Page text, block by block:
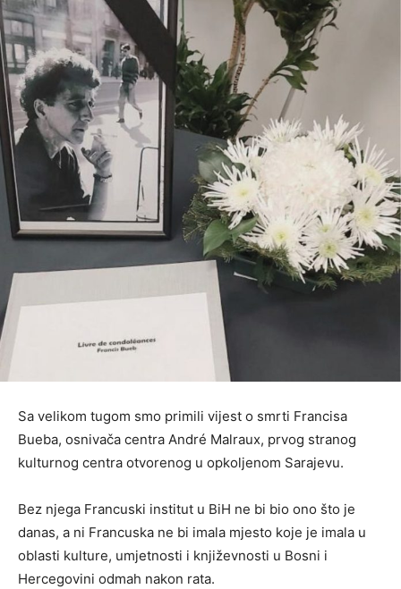
Sa velikom tugom smo primili vijest o smrti Francisa
Bueba, osnivača centra André Malraux, prvog stranog
kulturnog centra otvorenog u opkoljenom Sarajevu.
Bez njega Francuski institut u BiH ne bi bio ono što je
danas, a ni Francuska ne bi imala mjesto koje je imala u
oblasti kulture, umjetnosti i književnosti u Bosni i
Hercegovini odmah nakon rata.